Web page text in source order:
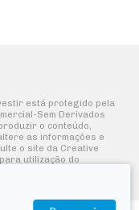
está protegido pela
Sem Derivados
o conteúdo,
as informações e
o site da Creative
utilização do